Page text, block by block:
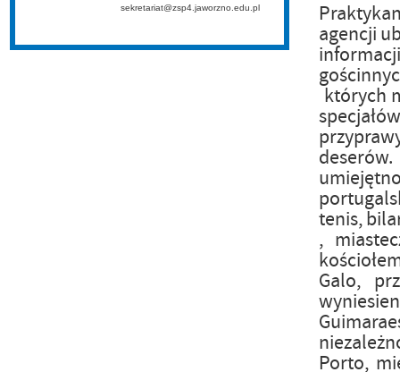
sekretariat@zsp4.jaworzno.edu.pl
agencji
których
tenis,
,
Galo,
Porto,